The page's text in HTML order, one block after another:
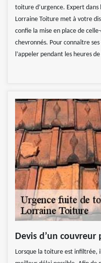
toiture d’urgence. Expert
Lorraine Toiture met à votre
confie la mise en place de
chevronnés. Pour connaître
l’appeler pendant les heures
Devis d’un
Lorsque la toiture est infiltrée,